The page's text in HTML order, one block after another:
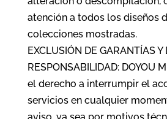
atención a todos los diseños
colecciones mostradas.
EXCLUSIÓN DE GARANTÍAS Y
RESPONSABILIDAD: DOYOU
el derecho a interrumpir el
servicios en cualquier